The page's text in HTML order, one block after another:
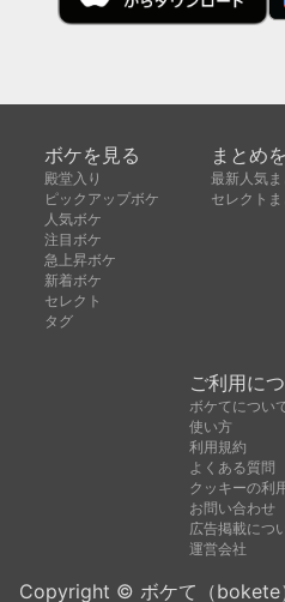
ボケを見る
殿堂入り
ピックアップボケ
人気ボケ
注目ボケ
急上昇ボケ
新着ボケ
セレクト
タグ
まとめ
最新人気ま
セレクト
ご利用に
ボケてについ
使い方
利用規約
よくある質問
クッキーの利
お問い合わせ
広告掲載につ
運営会社
Copyright © ボケて（